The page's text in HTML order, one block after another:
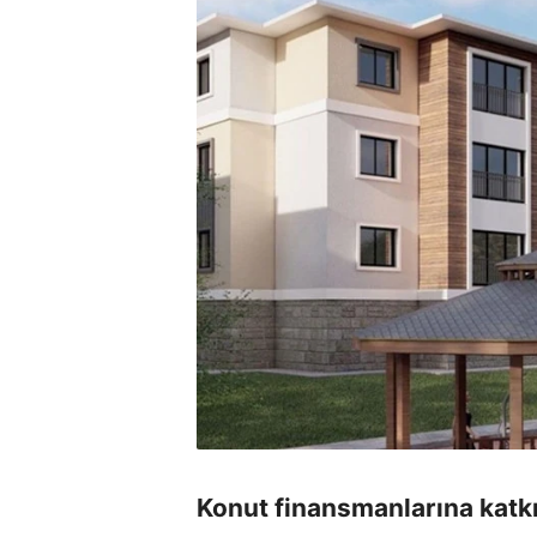
Konut finansmanlarına